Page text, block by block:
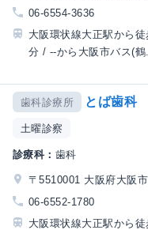
06-6554-3636
大阪環状線大正駅から
分 / --から大阪市バス(鶴
歯科診療所 とば歯科
土曜診察
診療科： 歯科
〒5510001 大阪府大阪
06-6552-1780
大阪環状線大正駅から徒